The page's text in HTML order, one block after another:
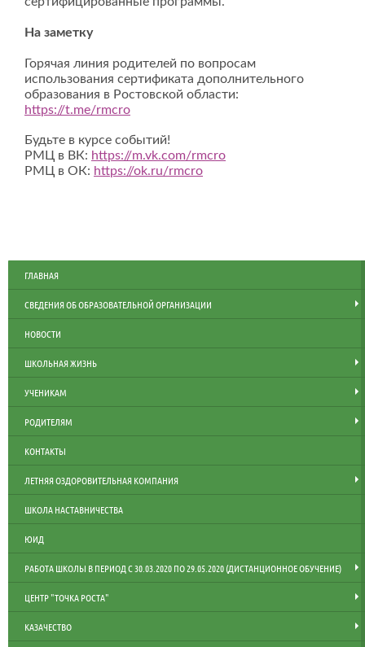
На заметку
Горячая линия родителей по вопросам
использования сертификата дополнительного
образования в Ростовской области:
https://t.me/rmcro
Будьте в курсе событий!
РМЦ в ВК: https://m.vk.com/rmcro
РМЦ в ОК: https://ok.ru/rmcro
ГЛАВНАЯ
СВЕДЕНИЯ ОБ ОБРАЗОВАТЕЛЬНОЙ ОРГАНИЗАЦИИ
НОВОСТИ
ШКОЛЬНАЯ ЖИЗНЬ
УЧЕНИКАМ
РОДИТЕЛЯМ
КОНТАКТЫ
ЛЕТНЯЯ ОЗДОРОВИТЕЛЬНАЯ КОМПАНИЯ
ШКОЛА НАСТАВНИЧЕСТВА
ЮИД
РАБОТА ШКОЛЫ В ПЕРИОД С 30.03.2020 ПО 29.05.2020 (ДИСТАНЦИОННОЕ ОБУЧЕНИЕ)
ЦЕНТР "ТОЧКА РОСТА"
КАЗАЧЕСТВО